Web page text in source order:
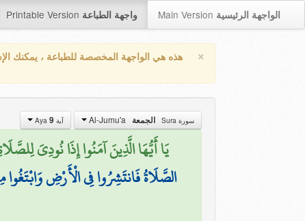
Printable Version واجهة الطباعة Main Version الواجهة الرئيسية
× هذه هي الواجهة المخصصة للطباعة ، يمكنك
سورة Sura الجمعة آية Aya 9
يَا أَيُّهَا الَّذِينَ آمَنُوا إِذَا نُودِيَ
الصَّلَاةُ فَانتَشِرُوا فِي الْأَرْضِ